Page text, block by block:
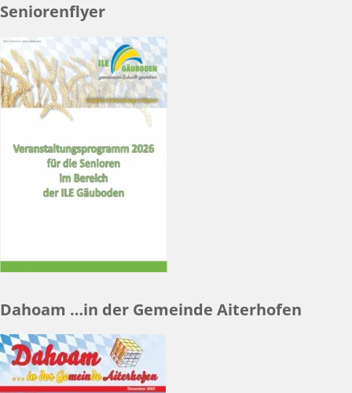
Seniorenflyer
Dahoam …in der Gemeinde Aiterhofen